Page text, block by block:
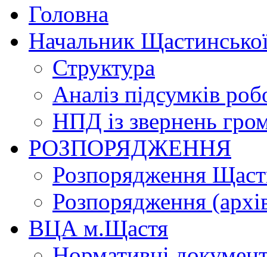
Головна
Начальник
Структура
Аналіз підсумків
НПД із звернень
РОЗПОРЯДЖЕННЯ
Розпорядження
Розпорядження
ВЦА м.Щастя